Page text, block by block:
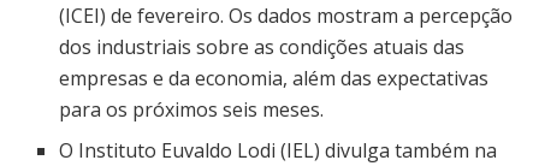
(ICEI) de fevereiro. Os dados mostram a percepção
dos industriais sobre as condições atuais das
empresas e da economia, além das expectativas
para os próximos seis meses.
O Instituto Euvaldo Lodi (IEL) divulga também na